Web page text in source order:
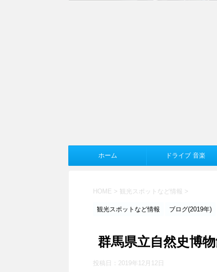
ホーム ドライブ 音楽
HOME > 観光スポットなど情報 >
観光スポットなど情報 ブログ(2019年)
群馬県立自然史博
投稿日： 2019年12月12日